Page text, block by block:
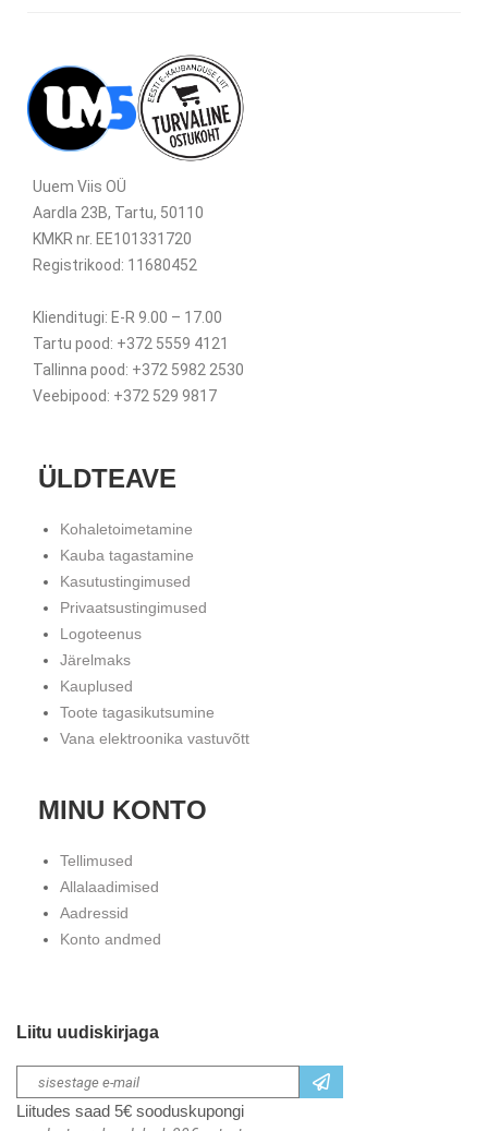
Uuem Viis OÜ
Aardla 23B, Tartu, 50110
KMKR nr. EE101331720
Registrikood: 11680452
Klienditugi: E-R 9.00 – 17.00
Tartu pood: +372 5559 4121
Tallinna pood: +372 5982 2530
Veebipood: +372 529 9817
ÜLDTEAVE
Kohaletoimetamine
Kauba tagastamine
Kasutustingimused
Privaatsustingimused
Logoteenus
Järelmaks
Kauplused
Toote tagasikutsumine
Vana elektroonika vastuvõtt
MINU KONTO
Tellimused
Allalaadimised
Aadressid
Konto andmed
Liitu uudiskirjaga
Liitudes saad 5€ sooduskupongi